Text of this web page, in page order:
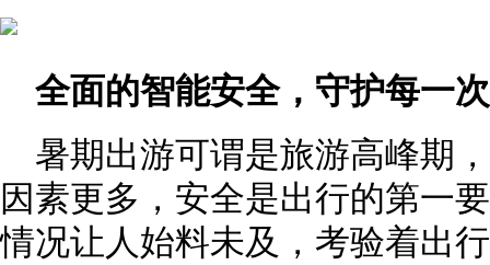
全面的智能安全，守护每一
暑期出游可谓是旅游高峰期
因素更多，安全是出行的第一
情况让人始料未及，考验着出